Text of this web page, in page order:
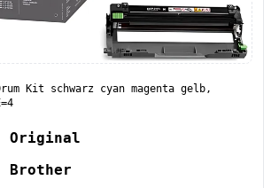
Kit schwarz cyan magenta gelb,
Original
Brother